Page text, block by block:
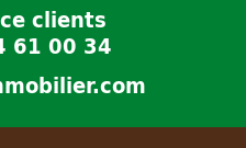
clients
61 00 34